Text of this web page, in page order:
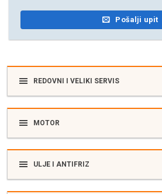
Pošalji upit
REDOVNI I VELIKI SERVIS
MOTOR
ULJE I ANTIFRIZ